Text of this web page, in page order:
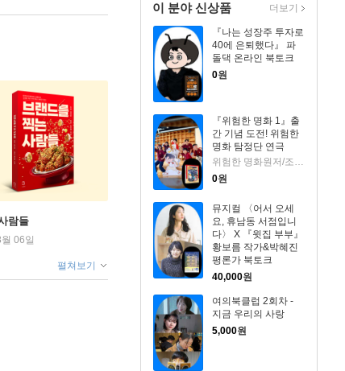
이 분야 신상품
『나는 성장주 투자로
40에 은퇴했다』 파
돌댁 온라인 북토크
0원
『위험한 명화 1』출
간 기념 도전! 위험한
명화 탐정단 연극
0원
뮤지컬 〈어서 오세
요, 휴남동 서점입니
다〉 X 『윗집 부부』
황보름 작가&박혜진
평론가 북토크
40,000원
여의북클럽 2회차 -
지금 우리의 사랑
5,000원
더보기
람들
06일
펼쳐보기